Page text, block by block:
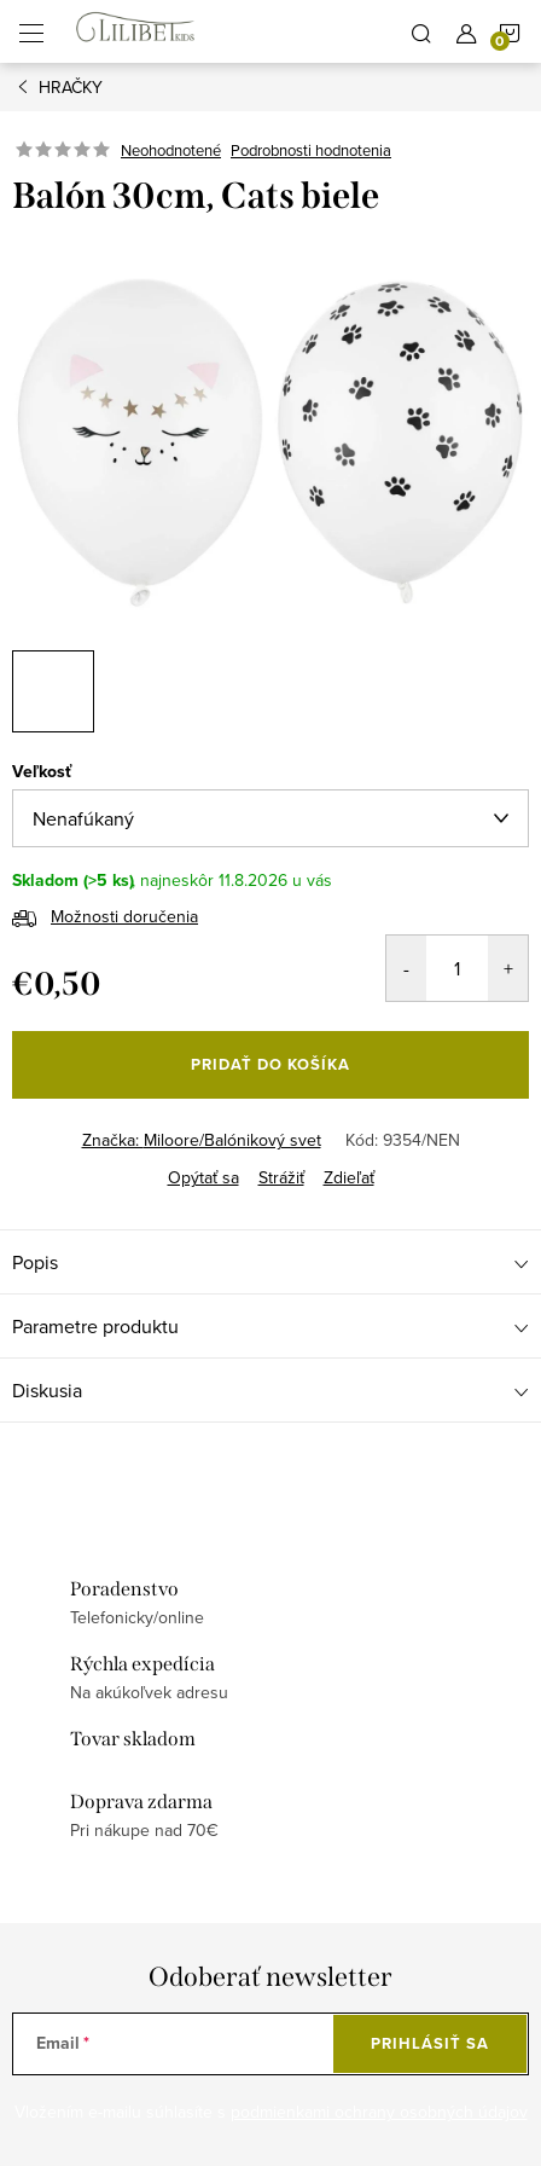
obsah
HRAČKY
Neohodnotené Podrobnosti hodnotenia
Balón 30cm, Cats biele
Veľkosť
Skladom (>5 ks)
11.8.2026
Možnosti doručenia
€0,50
cena:
PRIDAŤ DO KOŠÍKA
Značka: Miloore/Balónikový svet Kód: 9354/NEN
Opýtať sa
Strážiť Zdieľať
Popis
Parametre produktu
Diskusia
Poradenstvo
Telefonicky/online
Rýchla expedícia
Na akúkoľvek adresu
Tovar skladom
Doprava zdarma
Pri nákupe nad 70€
Odoberať newsletter
Email PRIHLÁSIŤ SA